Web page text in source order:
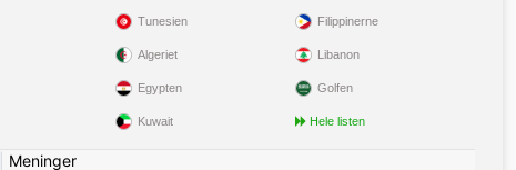
Tunesien
Algeriet
Egypten
Kuwait
Filippinerne
Libanon
Golfen
Hele listen
Meninger